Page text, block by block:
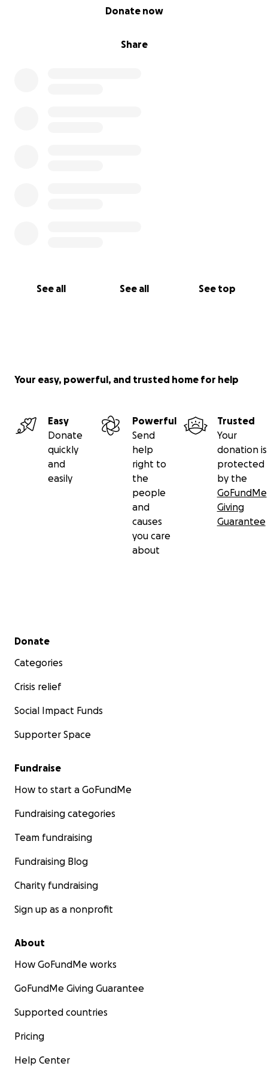
Share
Donate now
See all See all See top
Your easy, powerful, and trusted home for help
Easy
Donate
quickly
and
easily
Powerful
Send
help
right to
the
people
and
causes
you care
about
Trusted
Your
donation is
protected
by the
GoFundMe
Giving
Guarantee
Secondary menu
Donate
Categories
Crisis relief
Social Impact Funds
Supporter Space
Fundraise
How to start a GoFundMe
Fundraising categories
Team fundraising
Fundraising Blog
Charity fundraising
Sign up as a nonprofit
About
How GoFundMe works
GoFundMe Giving Guarantee
Supported countries
Pricing
Help Center